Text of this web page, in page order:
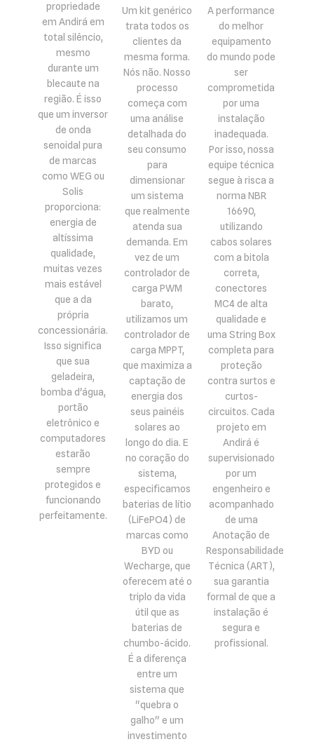
propriedade
em Andirá em
total silêncio,
mesmo
durante um
blecaute na
região. É isso
que um inversor
de onda
senoidal pura
de marcas
como WEG ou
Solis
proporciona:
energia de
altíssima
qualidade,
muitas vezes
mais estável
que a da
própria
concessionária.
Isso significa
que sua
geladeira,
bomba d'água,
portão
eletrônico e
computadores
estarão
sempre
protegidos e
funcionando
perfeitamente.
Um kit genérico
trata todos os
clientes da
mesma forma.
Nós não. Nosso
processo
começa com
uma análise
detalhada do
seu consumo
para
dimensionar
um sistema
que realmente
atenda sua
demanda. Em
vez de um
controlador de
carga PWM
barato,
utilizamos um
controlador de
carga MPPT,
que maximiza a
captação de
energia dos
seus painéis
solares ao
longo do dia. E
no coração do
sistema,
especificamos
baterias de lítio
(LiFePO4) de
marcas como
BYD ou
Wecharge, que
oferecem até o
triplo da vida
útil que as
baterias de
chumbo-ácido.
É a diferença
entre um
sistema que
"quebra o
galho" e um
investimento
A performance
do melhor
equipamento
do mundo pode
ser
comprometida
por uma
instalação
inadequada.
Por isso, nossa
equipe técnica
segue à risca a
norma NBR
16690,
utilizando
cabos solares
com a bitola
correta,
conectores
MC4 de alta
qualidade e
uma String Box
completa para
proteção
contra surtos e
curtos-
circuitos. Cada
projeto em
Andirá é
supervisionado
por um
engenheiro e
acompanhado
de uma
Anotação de
Responsabilidade
Técnica (ART),
sua garantia
formal de que a
instalação é
segura e
profissional.